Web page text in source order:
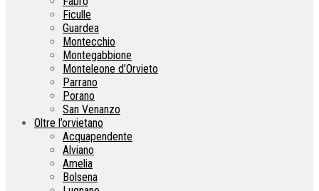
Ficulle
Guardea
Montecchio
Montegabbione
Monteleone d’Orvieto
Parrano
Porano
San Venanzo
Oltre l’orvietano
Acquapendente
Alviano
Amelia
Bolsena